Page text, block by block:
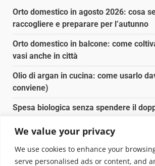
We value your privacy
We use cookies to enhance your
serve personalised ads or content, and
Orto domestico in agosto 2026: cosa
raccogliere e preparare per l’autunno
Orto domestico in balcone: come
vasi anche in città
Olio di argan in cucina: come usarlo
conviene)
Spesa biologica senza spendere il
Spesa biologica senza spendere il
concrete